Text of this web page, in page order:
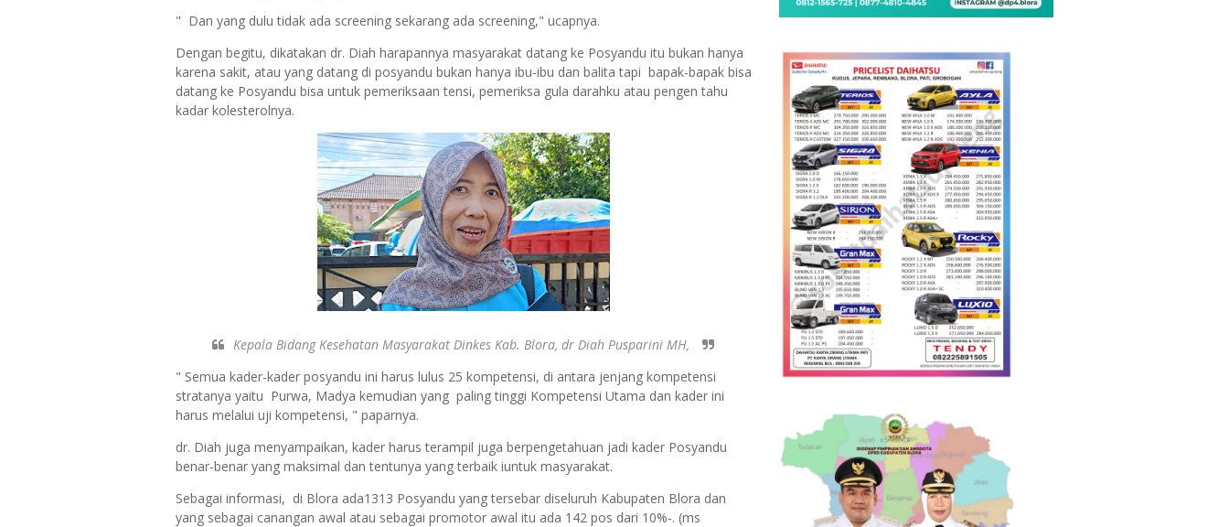
" Dan yang dulu tidak ada screening sekarang ada screening," ucapnya.
Dengan begitu, dikatakan dr. Diah harapannya masyarakat datang ke Posyandu itu bukan hanya
karena sakit, atau yang datang di posyandu bukan hanya ibu-ibu dan balita tapi bapak-bapak bisa
datang ke Posyandu bisa untuk pemeriksaan tensi, pemeriksa gula darahku atau pengen tahu
kadar kolesterolnya.
Kepala Bidang Kesehatan Masyarakat Dinkes Kab. Blora, dr Diah Pusparini MH,
" Semua kader-kader posyandu ini harus lulus 25 kompetensi, di antara jenjang kompetensi
stratanya yaitu Purwa, Madya kemudian yang paling tinggi Kompetensi Utama dan kader ini
harus melalui uji kompetensi, " paparnya.
dr. Diah juga menyampaikan, kader harus terampil juga berpengetahuan jadi kader Posyandu
benar-benar yang maksimal dan tentunya yang terbaik iuntuk masyarakat.
Sebagai informasi, di Blora ada1313 Posyandu yang tersebar diseluruh Kabupaten Blora dan
yang sebagai canangan awal atau sebagai promotor awal itu ada 142 pos dari 10%-. (ms